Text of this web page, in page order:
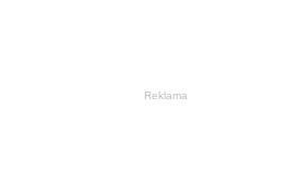
Reklama